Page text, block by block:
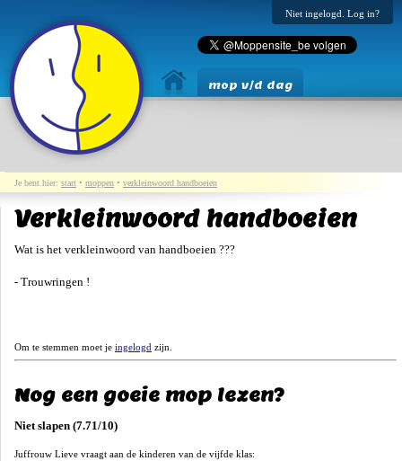
Niet ingelogd. Log in?
mop v/d dag
Je bent hier: start • moppen • verkleinwoord handboeien
Verkleinwoord handboeien
Wat is het verkleinwoord van handboeien ???
- Trouwringen !
Om te stemmen moet je ingelogd zijn.
Nog een goeie mop lezen?
Niet slapen (7.71/10)
Juffrouw Lieve vraagt aan de kinderen van de vijfde klas: